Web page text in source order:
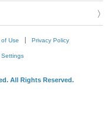
of Use Privacy Policy
Settings
All Rights Reserved.